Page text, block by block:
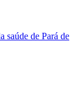
saúde de Pará de